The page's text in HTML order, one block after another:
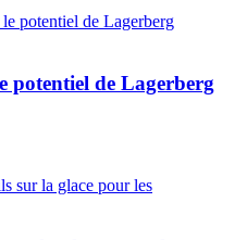
potentiel de Lagerberg